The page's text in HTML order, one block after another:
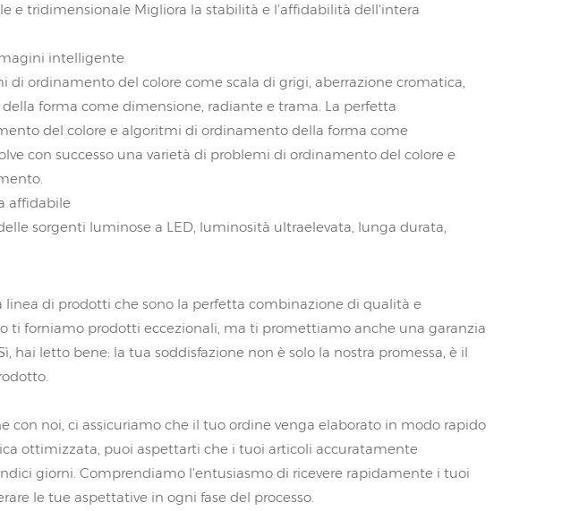
e tridimensionale Migliora la stabilità e l'affidabilità dell'intera
intelligente
ordinamento del colore come scala di grigi, aberrazione cromatica,
forma come dimensione, radiante e trama. La perfetta
del colore e algoritmi di ordinamento della forma come
con successo una varietà di problemi di ordinamento del colore e
affidabile
sorgenti luminose a LED, luminosità ultraelevata, lunga durata,
linea di prodotti che sono la perfetta combinazione di qualità e
ti forniamo prodotti eccezionali, ma ti promettiamo anche una garanzia
hai letto bene: la tua soddisfazione non è solo la nostra promessa, è il
noi, ci assicuriamo che il tuo ordine venga elaborato in modo rapido
ottimizzata, puoi aspettarti che i tuoi articoli accuratamente
giorni. Comprendiamo l'entusiasmo di ricevere rapidamente i tuoi
le tue aspettative in ogni fase del processo.